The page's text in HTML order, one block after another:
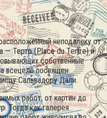
неподалеку от
— Тертр (Place du Tertre) и
собственные
всецело посвящен
Сальвадору Дали.
работ, от картин до
Тогда как галерея